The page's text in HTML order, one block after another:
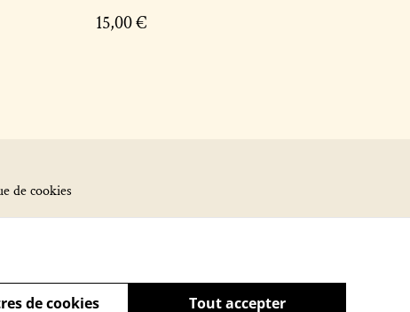
15,00 €
de cookies
Tout accepter
de cookies